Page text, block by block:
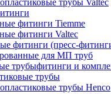
трубы Valtec
фитинги Tiemme
фитинги Valtec
фитинги (пресс-
для МП труб
трубыфитинги и
трубы
трубы Henco